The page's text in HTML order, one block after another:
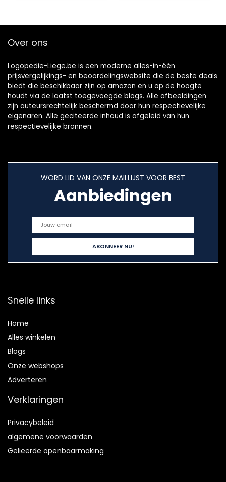
met Reisdekking,
Tandenborstel
Over ons
Logopedie-Liege.be is een moderne alles-in-één
prijsvergelijkings- en beoordelingswebsite die de beste deals
biedt die beschikbaar zijn op amazon en u op de hoogte
houdt via de laatst toegevoegde blogs. Alle afbeeldingen
zijn auteursrechtelijk beschermd door hun respectievelijke
eigenaren. Alle geciteerde inhoud is afgeleid van hun
respectievelijke bronnen.
WORD LID VAN ONZE MAILLIJST VOOR BEST
Aanbiedingen
Snelle links
Home
Alles winkelen
Blogs
Onze webshops
Adverteren
Verklaringen
Privacybeleid
algemene voorwaarden
Gelieerde openbaarmaking